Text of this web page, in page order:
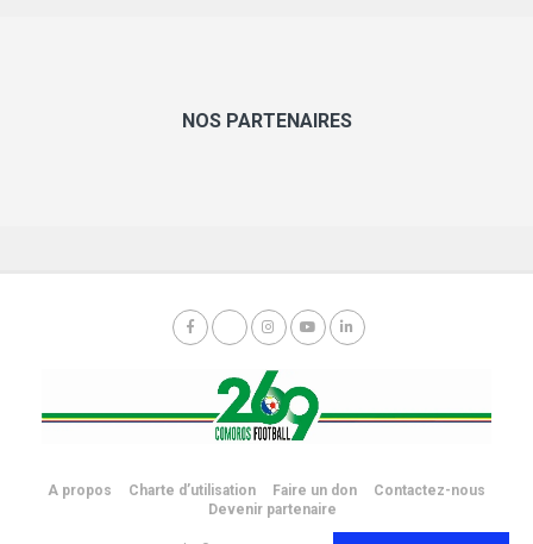
NOS PARTENAIRES
A propos Charte d’utilisation Faire un don
Contactez-nous
Devenir partenaire